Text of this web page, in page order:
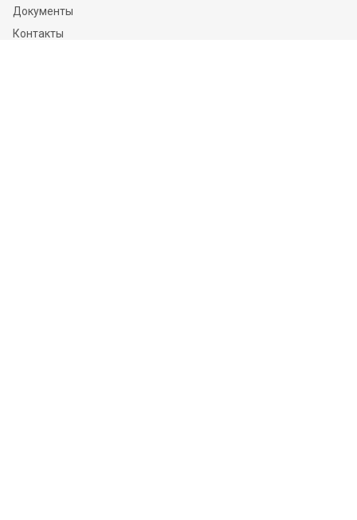
Документы
Контакты